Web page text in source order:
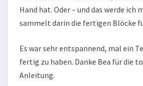
Hand hat. Oder – und das werde ich
sammelt darin die fertigen Blöcke
Es war sehr entspannend, mal ein
fertig zu haben. Danke Bea für die
Anleitung.